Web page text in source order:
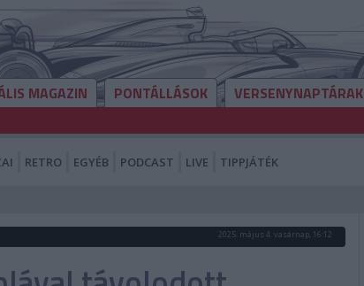
MAGAZIN PONTÁLLÁSOK VERSENYNAPTÁRAK
RETRO EGYÉB PODCAST LIVE TIPPJÁTÉK
2025. május 4. vasárnap, 16:12